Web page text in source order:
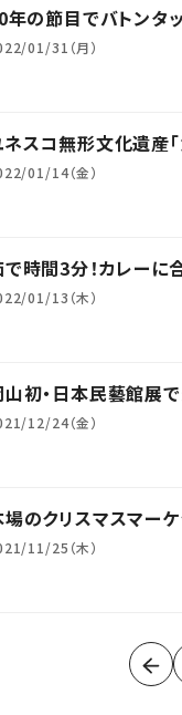
年の節目でバトンタ
01/31（月）
ネスコ無形文化遺産
01/14（金）
時間3分！カレーに
01/13（木）
山初・日本民藝館展
12/24（金）
場のクリスマスマー
11/25（木）